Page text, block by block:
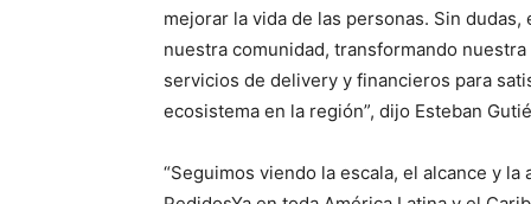
mejorar la vida de las personas. Sin
nuestra comunidad, transformando
servicios de delivery y financieros para
ecosistema en la región”, dijo Esteban
“Seguimos viendo la escala, el alcance y